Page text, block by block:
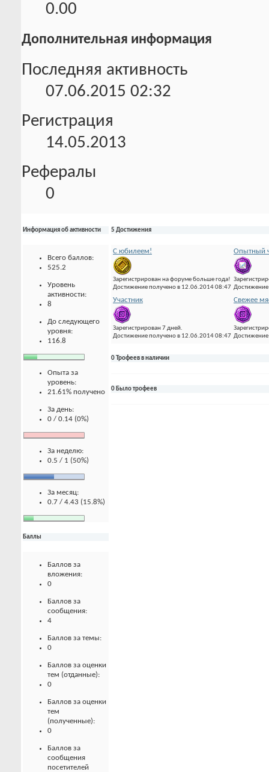
0.00
Дополнительная информация
Последняя активность
07.06.2015 02:32
Регистрация
14.05.2013
Рефералы
0
Информация об активности
Всего баллов:
525.2
Уровень
активности:
8
До следующего
уровня:
116.8
Опыта за
уровень:
21.61% получено
За день:
0 / 0.14 (0%)
За неделю:
0.5 / 1 (50%)
За месяц:
0.7 / 4.43 (15.8%)
Баллы
Баллов за
вложения:
0
Баллов за
сообщения:
4
Баллов за темы:
0
Баллов за оценки
тем (отданные):
0
Баллов за оценки
тем
(полученные):
0
Баллов за
сообщения
посетителей
5 Достижения
С юбилеем!
Зарегистрирован на форуме больше года!
Достижение получено в 12.06.2014 08:47
Опытный
Участник
Зарегистрирован 7 дней.
Достижение получено в 12.06.2014 08:47
Свежее
0 Трофеев в наличии
0 Было трофеев